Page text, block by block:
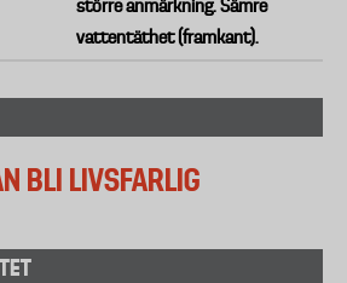
större anmärkning. Sämre
vattentäthet (framkant).
BLI LIVSFARLIG